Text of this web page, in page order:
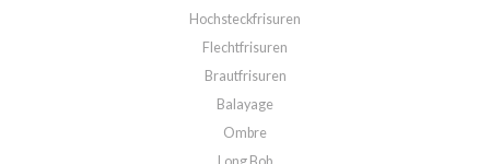
Hochsteckfrisuren
Flechtfrisuren
Brautfrisuren
Balayage
Ombre